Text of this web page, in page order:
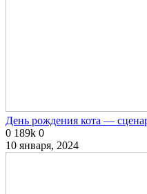
День рождения кота —
0 189k 0
10 января, 2024